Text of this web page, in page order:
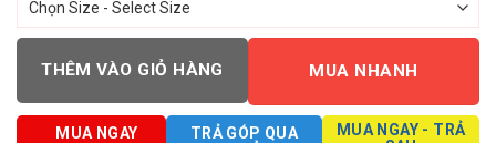
THÊM VÀO GIỎ HÀNG MUA NHANH
MUA NGAY
TRẢ GÓP QUA
MUA NGAY - TRẢ